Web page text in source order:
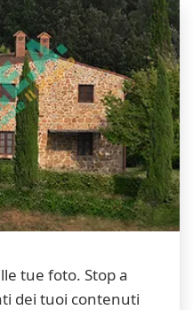
tue foto. Stop a
dei tuoi contenuti